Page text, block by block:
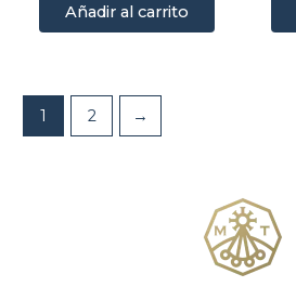
Añadir al carrito
1 2 →